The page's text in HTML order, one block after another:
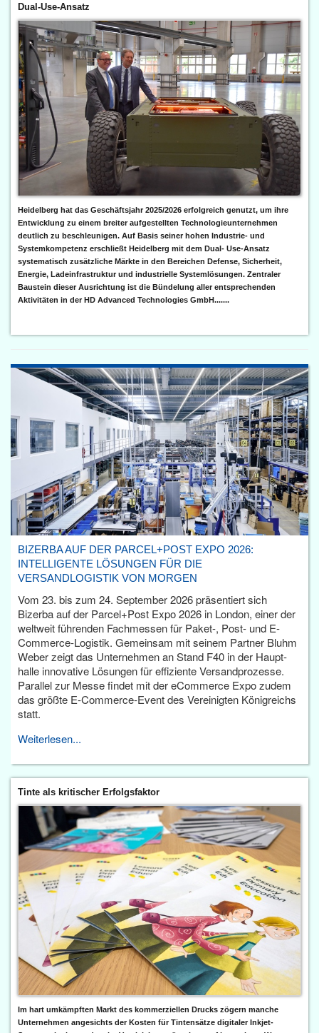
Dual-Use-Ansatz
Heidelberg hat das Geschäftsjahr 2025/2026 erfolgreich genutzt, um ihre
Entwicklung zu einem breiter aufgestellten Technologieunternehmen
deutlich zu beschleunigen. Auf Basis seiner hohen Industrie- und
Systemkompetenz erschließt Heidelberg mit dem Dual- Use-Ansatz
systematisch zusätzliche Märkte in den Bereichen Defense, Sicherheit,
Energie, Ladeinfrastruktur und industrielle Systemlösungen. Zentraler
Baustein dieser Ausrichtung ist die Bündelung aller entsprechenden
Aktivitäten in der HD Advanced Technologies GmbH.......
BIZERBA AUF DER PARCEL+POST EXPO 2026:
INTELLIGENTE LÖSUNGEN FÜR DIE
VERSANDLOGISTIK VON MORGEN
Vom 23. bis zum 24. September 2026 präsentiert sich
Bizerba auf der Parcel+Post Expo 2026 in London, einer der
weltweit führenden Fachmessen für Paket-, Post- und E-
Commerce-Logistik. Gemeinsam mit seinem Partner Bluhm
Weber zeigt das Unternehmen an Stand F40 in der Haupt­
halle innovative Lösungen für effiziente Versandprozesse.
Parallel zur Messe findet mit der eCommerce Expo zudem
das größte E-Commerce-Event des Vereinigten Königreichs
statt.
Weiterlesen...
Tinte als kritischer Erfolgsfaktor
Im hart umkämpften Markt des kommerziellen Drucks zögern manche
Unternehmen angesichts der Kosten für Tintensätze digitaler Inkjet-